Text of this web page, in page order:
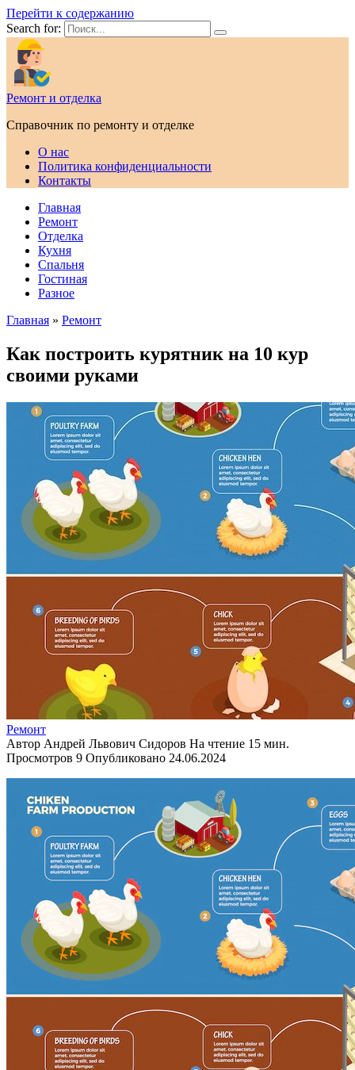
Перейти к содержанию
Search for:
Ремонт и отделка
Справочник по ремонту и отделке
О нас
Политика конфиденциальности
Контакты
Главная
Ремонт
Отделка
Кухня
Спальня
Гостиная
Разное
Главная » Ремонт
Как построить курятник на 10 кур
своими руками
Ремонт
Автор Андрей Львович Сидоров На чтение 15 мин.
Просмотров 9 Опубликовано 24.06.2024